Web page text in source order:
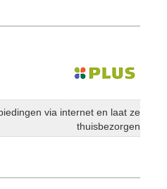
via internet en laat ze
thuisbezorgen